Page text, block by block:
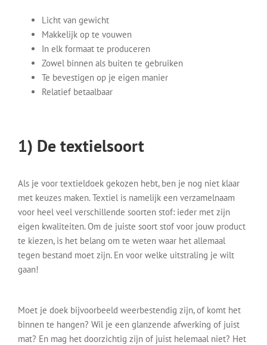
Licht van gewicht
Makkelijk op te vouwen
In elk formaat te produceren
Zowel binnen als buiten te gebruiken
Te bevestigen op je eigen manier
Relatief betaalbaar
1) De textielsoort
Als je voor textieldoek gekozen hebt, ben je nog niet klaar
met keuzes maken. Textiel is namelijk een verzamelnaam
voor heel veel verschillende soorten stof: ieder met zijn
eigen kwaliteiten. Om de juiste soort stof voor jouw product
te kiezen, is het belang om te weten waar het allemaal
tegen bestand moet zijn. En voor welke uitstraling je wilt
gaan!
Moet je doek bijvoorbeeld weerbestendig zijn, of komt het
binnen te hangen? Wil je een glanzende afwerking of juist
mat? En mag het doorzichtig zijn of juist helemaal niet? Het